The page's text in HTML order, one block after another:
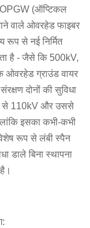
(ऑप्टिकल
वाले ओवरहेड फाइबर
से नई निर्मित
है - जैसे कि 500kV,
ओवरहेड ग्राउंड वायर
दोनों की सुविधा
से 110kV और उससे
इसका कभी-कभी
रूप से लंबी स्पैन
डाले बिना स्थापना